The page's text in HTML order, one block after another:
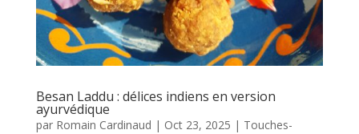
Besan Laddu : délices indiens en version
ayurvédique
par Romain Cardinaud | Oct 23, 2025 | Touches-